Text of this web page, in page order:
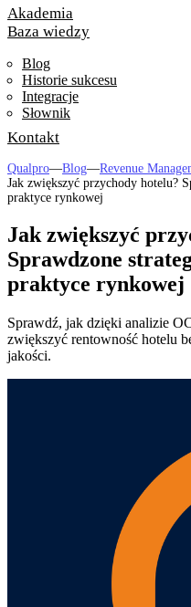
Akademia
Baza wiedzy
Blog
Historie sukcesu
Integracje
Słownik
Kontakt
Qualpro—Blog—Revenue
Jak zwiększyć przychody hotelu?
praktyce rynkowej
Jak zwiększyć
Sprawdzone
praktyce rynkowej
Sprawdź, jak dzięki analizie
zwiększyć rentowność hotelu
jakości.